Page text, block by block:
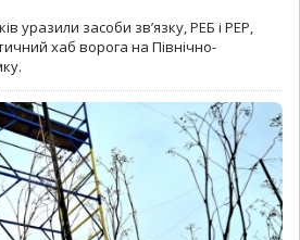
уразили засоби зв’язку, РЕБ і РЕР,
хаб ворога на Північно-